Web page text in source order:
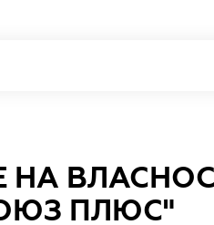
НА
ПЛЮС"